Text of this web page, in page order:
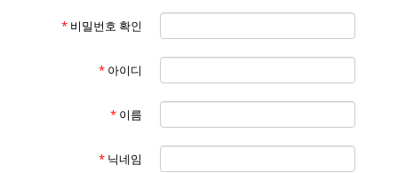
* 비밀번호 확인
* 아이디
* 이름
* 닉네임